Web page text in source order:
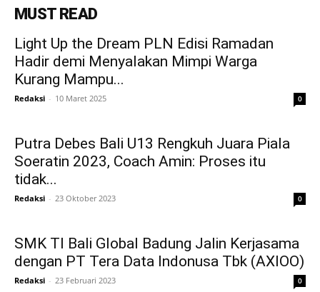
MUST READ
Light Up the Dream PLN Edisi Ramadan
Hadir demi Menyalakan Mimpi Warga
Kurang Mampu...
Redaksi - 10 Maret 2025 0
Putra Debes Bali U13 Rengkuh Juara Piala
Soeratin 2023, Coach Amin: Proses itu
tidak...
Redaksi - 23 Oktober 2023 0
SMK TI Bali Global Badung Jalin Kerjasama
dengan PT Tera Data Indonusa Tbk (AXIOO)
Redaksi - 23 Februari 2023 0